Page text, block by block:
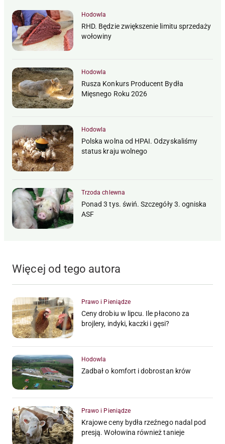
Hodowla
RHD. Będzie zwiększenie limitu sprzedaży
wołowiny
Hodowla
Rusza Konkurs Producent Bydła
Mięsnego Roku 2026
Hodowla
Polska wolna od HPAI. Odzyskaliśmy
status kraju wolnego
Trzoda chlewna
Ponad 3 tys. świń. Szczegóły 3. ogniska
ASF
Więcej od tego autora
Prawo i Pieniądze
Ceny drobiu w lipcu. Ile płacono za
brojlery, indyki, kaczki i gęsi?
Hodowla
Zadbał o komfort i dobrostan krów
Prawo i Pieniądze
Krajowe ceny bydła rzeźnego nadal pod
presją. Wołowina również tanieje